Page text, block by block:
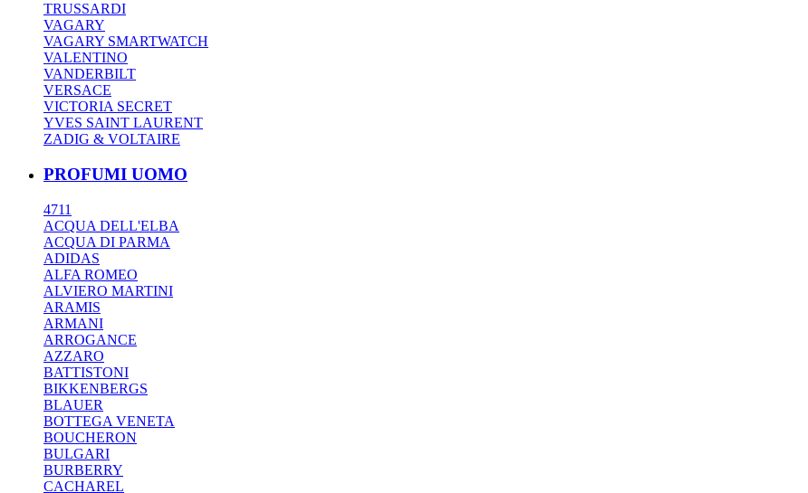
TRUSSARDI
VAGARY
VAGARY SMARTWATCH
VALENTINO
VANDERBILT
VERSACE
VICTORIA SECRET
YVES SAINT LAURENT
ZADIG & VOLTAIRE
PROFUMI UOMO
4711
ACQUA DELL'ELBA
ACQUA DI PARMA
ADIDAS
ALFA ROMEO
ALVIERO MARTINI
ARAMIS
ARMANI
ARROGANCE
AZZARO
BATTISTONI
BIKKENBERGS
BLAUER
BOTTEGA VENETA
BOUCHERON
BULGARI
BURBERRY
CACHAREL